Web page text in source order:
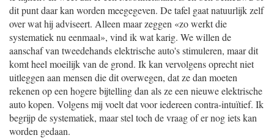
dit punt daar kan worden meegegeven. De tafel gaat natuurlijk zelf
over wat hij adviseert. Alleen maar zeggen «zo werkt die
systematiek nu eenmaal», vind ik wat karig. We willen de
aanschaf van tweedehands elektrische auto's stimuleren, maar dit
komt heel moeilijk van de grond. Ik kan vervolgens oprecht niet
uitleggen aan mensen die dit overwegen, dat ze dan moeten
rekenen op een hogere bijtelling dan als ze een nieuwe elektrische
auto kopen. Volgens mij voelt dat voor iedereen contra-intuïtief. Ik
begrijp de systematiek, maar stel toch de vraag of er nog iets kan
worden gedaan.